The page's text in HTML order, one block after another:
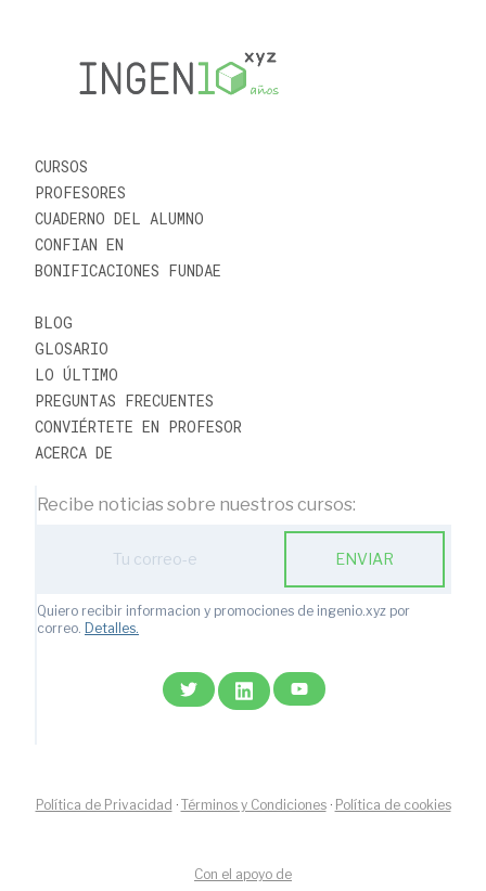
CURSOS
PROFESORES
CUADERNO DEL ALUMNO
CONFIAN EN
BONIFICACIONES FUNDAE
BLOG
GLOSARIO
LO ÚLTIMO
PREGUNTAS FRECUENTES
CONVIÉRTETE EN PROFESOR
ACERCA DE
Recibe noticias sobre nuestros cursos:
ENVIAR
Quiero recibir informacion y promociones de ingenio.xyz por
correo. Detalles.
Política de Privacidad · Términos y Condiciones· Política de cookies
Con el apoyo de